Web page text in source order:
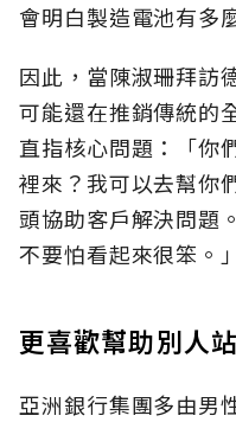
會明白製造電池有多
因此，當陳淑珊拜訪
可能還在推銷傳統的
直指核心問題：「你
裡來？我可以去幫你
頭協助客戶解決問題
不要怕看起來很笨。」
更喜歡幫助別人
亞洲銀行集團多由男